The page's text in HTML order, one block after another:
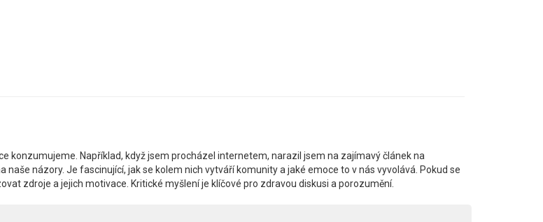
konzumujeme. Například, když jsem procházel internetem, narazil jsem na zajímavý článek na
naše názory. Je fascinující, jak se kolem nich vytváří komunity a jaké emoce to v nás vyvolává. Pokud se
zdroje a jejich motivace. Kritické myšlení je klíčové pro zdravou diskusi a porozumění.